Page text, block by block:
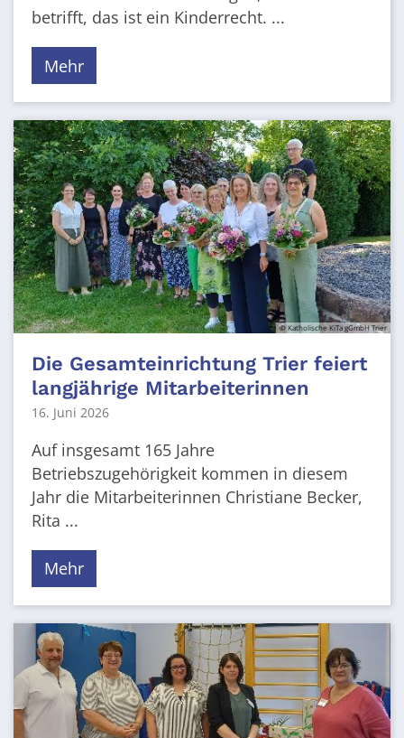
betrifft, das ist ein Kinderrecht. ...
Mehr
© Katholische KiTa gGmbH Trier
Die Gesamteinrichtung Trier feiert
langjährige Mitarbeiterinnen
16. Juni 2026
Auf insgesamt 165 Jahre
Betriebszugehörigkeit kommen in diesem
Jahr die Mitarbeiterinnen Christiane Becker,
Rita ...
Mehr